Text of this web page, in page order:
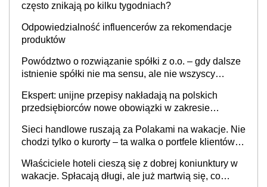
często znikają po kilku tygodniach?
Odpowiedzialność influencerów za rekomendacje
produktów
Powództwo o rozwiązanie spółki z o.o. – gdy dalsze
istnienie spółki nie ma sensu, ale nie wszyscy
Ekspert: unijne przepisy nakładają na polskich
przedsiębiorców nowe obowiązki w zakresie
Sieci handlowe ruszają za Polakami na wakacje. Nie
chodzi tylko o kurorty – ta walka o portfele klientów
cichu
Właściciele hoteli cieszą się z dobrej koniunktury w
wakacje. Spłacają długi, ale już martwią się, co